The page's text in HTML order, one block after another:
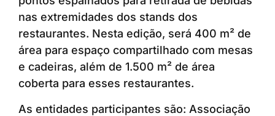
nas extremidades dos stands dos
restaurantes. Nesta edição, será 400 m² de
área para espaço compartilhado com mesas
e cadeiras, além de 1.500 m² de área
coberta para esses restaurantes.
As entidades participantes são: Associação